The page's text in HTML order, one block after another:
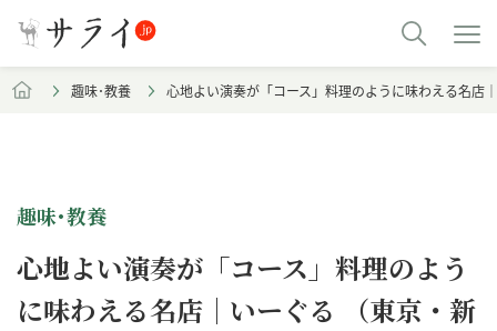
趣味･教養 心地よい演奏が「コース」料理のように味わえる名店
趣味･教養
心地よい演奏が「コース」料理のよう
に味わえる名店｜いーぐる （東京・新